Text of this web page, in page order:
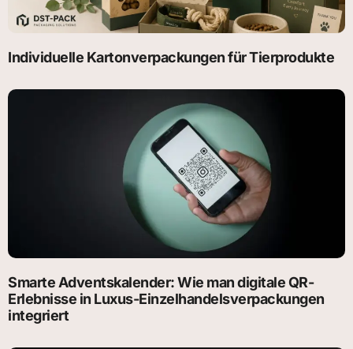
Individuelle Kartonverpackungen für Tierprodukte
Smarte Adventskalender: Wie man digitale QR-
Erlebnisse in Luxus-Einzelhandelsverpackungen
integriert